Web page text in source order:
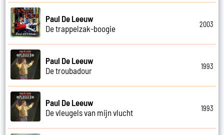
Paul De Leeuw
De trappelzak-boogie
2003
Paul De Leeuw
De troubadour
1993
Paul De Leeuw
De vleugels van mijn vlucht
1993